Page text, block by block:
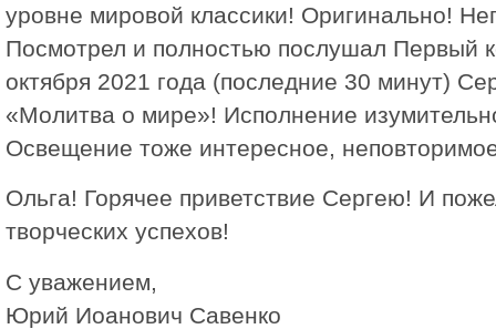
уровне мировой классики! Оригинально!
Посмотрел и полностью послушал Первый
октября 2021 года (последние 30 минут)
«Молитва о мире»! Исполнение
Освещение тоже интересное,
Ольга! Горячее приветствие Сергею! И
творческих успехов!
С уважением,
Юрий Иоанович Савенко